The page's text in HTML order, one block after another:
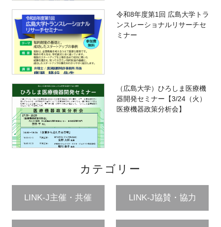
令和8年度第1回 広島大学トラ
ンスレーショナルリサーチセ
ミナー
（広島大学）ひろしま医療機
器開発セミナー【3/24（火）
医療機器政策分析会】
カテゴリー
LINK-J主催・共催 LINK-J協賛・協力